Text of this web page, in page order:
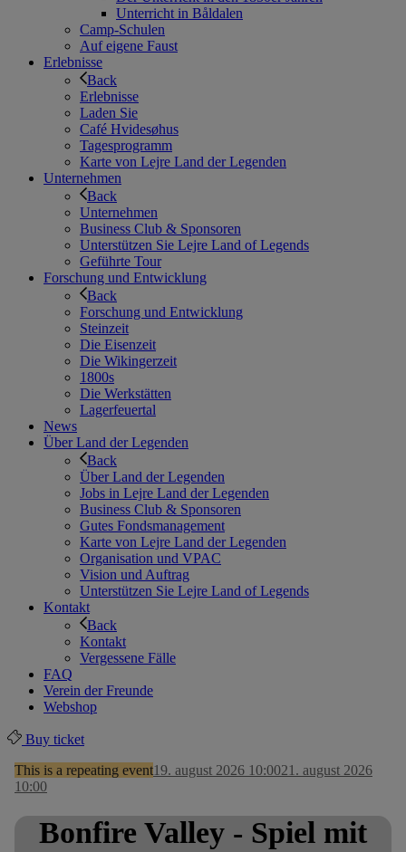
Unterricht in Båldalen
Camp-Schulen
Auf eigene Faust
Erlebnisse
Back
Erlebnisse
Laden Sie
Café Hvidesøhus
Tagesprogramm
Karte von Lejre Land der Legenden
Unternehmen
Back
Unternehmen
Business Club & Sponsoren
Unterstützen Sie Lejre Land of Legends
Geführte Tour
Forschung und Entwicklung
Back
Forschung und Entwicklung
Steinzeit
Die Eisenzeit
Die Wikingerzeit
1800s
Die Werkstätten
Lagerfeuertal
News
Über Land der Legenden
Back
Über Land der Legenden
Jobs in Lejre Land der Legenden
Business Club & Sponsoren
Gutes Fondsmanagement
Karte von Lejre Land der Legenden
Organisation und VPAC
Vision und Auftrag
Unterstützen Sie Lejre Land of Legends
Kontakt
Back
Kontakt
Vergessene Fälle
FAQ
Verein der Freunde
Webshop
Buy ticket
This is a repeating event19. august 2026 10:0021. august 2026
10:00
Bonfire Valley - Spiel mit